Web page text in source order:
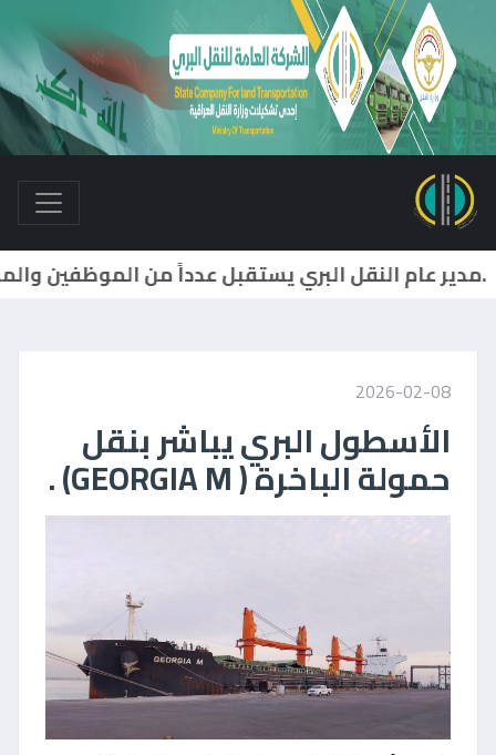
2026-02-08
الأسطول البري يباشر بنقل
حمولة الباخرة ( GEORGIA M) .